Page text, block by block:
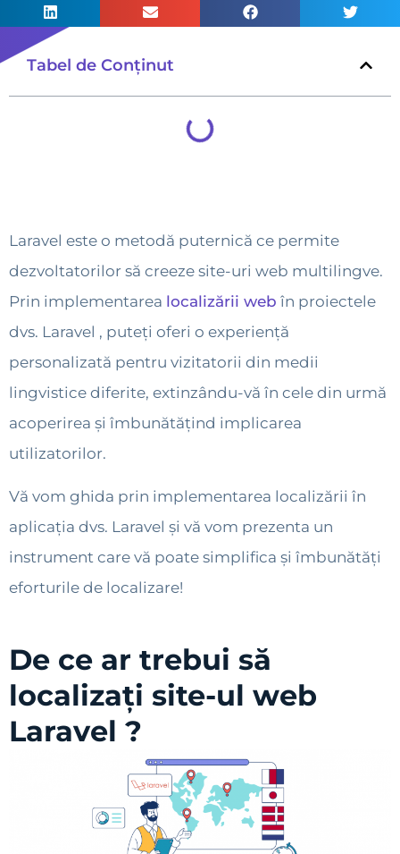
Tabel de Conținut
Laravel este o metodă puternică ce permite
dezvoltatorilor să creeze site-uri web multilingve.
Prin implementarea localizării web în proiectele
dvs. Laravel , puteți oferi o experiență
personalizată pentru vizitatorii din medii
lingvistice diferite, extinzându-vă în cele din urmă
acoperirea și îmbunătățind implicarea
utilizatorilor.
Vă vom ghida prin implementarea localizării în
aplicația dvs. Laravel și vă vom prezenta un
instrument care vă poate simplifica și îmbunătăți
eforturile de localizare!
De ce ar trebui să
localizați site-ul web
Laravel ?